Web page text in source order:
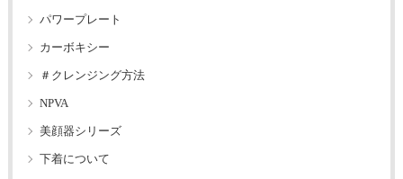
パワープレート
カーボキシー
＃クレンジング方法
NPVA
美顔器シリーズ
下着について